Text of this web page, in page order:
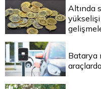
Altında
yükselişi
Batarya